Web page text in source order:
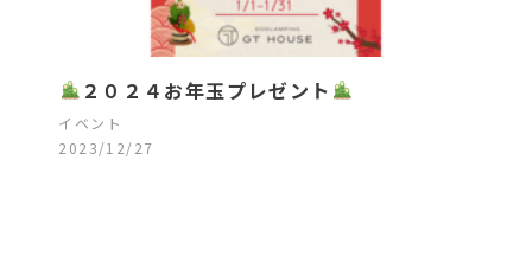
２０２４お年玉プレゼント
イベント
2023/12/27